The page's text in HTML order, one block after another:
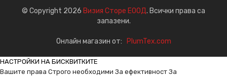
© Copyright 2026 Визия Сторе ЕООД. Всички права са
запазени.
Онлайн магазин от: PlumTex.com
НАСТРОЙКИ НА БИСКВИТКИТЕ
Вашите права Строго необходими За ефективност За